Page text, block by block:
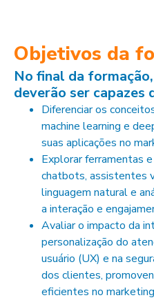
Objetivos da
No final da
deverão ser capazes
Diferenciar os
machine learning e
suas aplicações no
Explorar ferramentas
chatbots, assistentes
linguagem natural e
a interação e
Avaliar o impacto da
personalização do
usuário (UX) e na
dos clientes,
eficientes no